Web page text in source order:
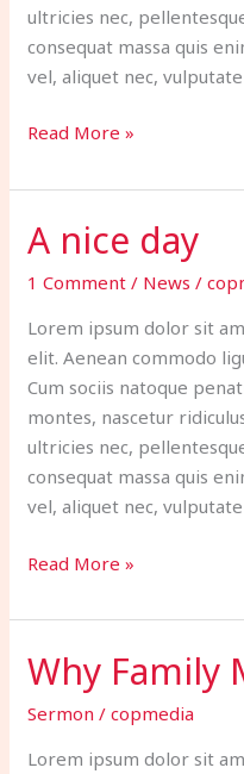
ultricies nec,
consequat massa quis
vel, aliquet nec,
Read More »
A nice day
1 Comment / News /
Lorem ipsum dolor sit
elit. Aenean commodo
Cum sociis natoque
montes, nascetur
ultricies nec,
consequat massa quis
vel, aliquet nec,
A
nice
day
Read More »
Why Family
Sermon /copmedia
Lorem ipsum dolor sit
Why
Family
Matters